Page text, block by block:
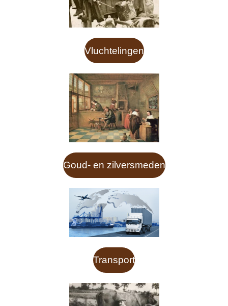
Vluchtelingen
Goud- en zilversmeden
Transport